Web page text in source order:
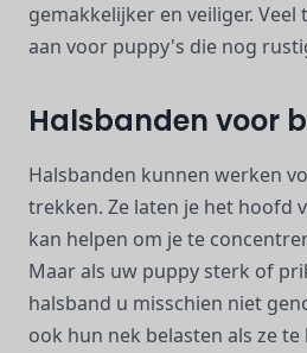
gemakkelijker en veiliger.
aan voor puppy's die nog
Halsbanden voor
Halsbanden kunnen werken
trekken. Ze laten je het hoofd
kan helpen om je te
Maar als uw puppy sterk of
halsband u misschien niet
ook hun nek belasten als ze